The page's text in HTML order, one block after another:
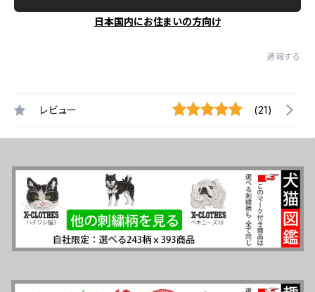
日本国内にお住まいの方向け
通報する
レビュー (21)